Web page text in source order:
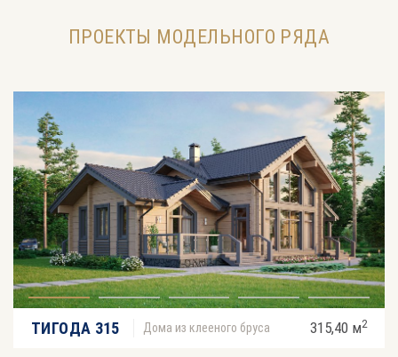
ПРОЕКТЫ МОДЕЛЬНОГО РЯДА
ТИГОДА 315 Дома из клееного бруса 315,40 м2